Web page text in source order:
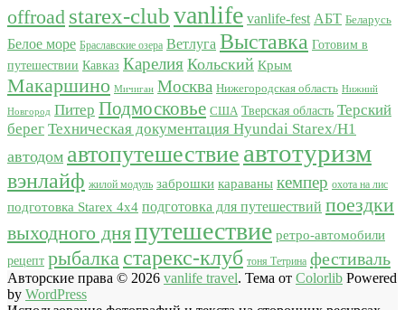
offroad starex-clubvanlife vanlife-fest АБТ Беларусь
Белое море Браславские озера Ветлуга Выставка Готовим в
путешествии Кавказ Карелия Кольский Крым
Макаршино Мичиган Москва Нижегородская область Нижний
Новгород Питер Подмосковье США Тверская область Терский
берег Техническая документация Hyundai Starex/H1
автодом автопутешествие автотуризм
вэнлайф жилой модуль заброшки караваны кемпер охота на лис
подготовка Starex 4x4 подготовка для путешествий поездки
выходного дняпутешествие ретро-автомобили
рецепт рыбалка старекс-клуб тоня Тетрина фестиваль
Авторские права © 2026 vanlife travel. Тема от Colorlib Powered
by WordPress